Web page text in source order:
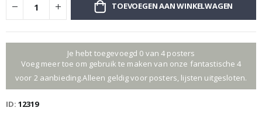
TOEVOEGEN AAN WINKELWAGEN
Je hebt toegevoegd 0 van 4 posters
Voeg meer toe om gebruik te maken van onze fantastische 4
voor 2 aanbieding.Alleen geldig voor posters, lijsten uitgesloten.
ID 12319